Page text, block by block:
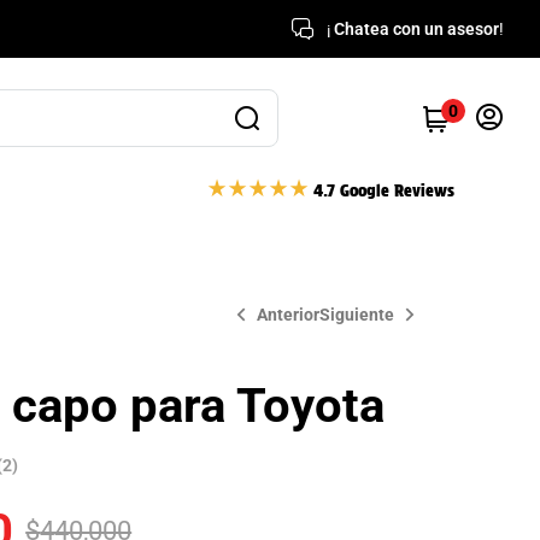
¡Chatea con un asesor!
0
4.7 Google Reviews
Anterior
2,490,000
Siguiente
para Toyota
$440,000